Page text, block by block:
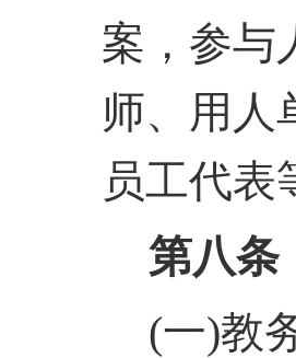
案，参与
师、用人
员工代表
第八条
(一)教